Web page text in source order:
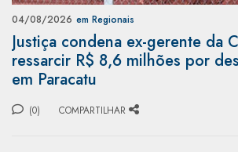
04/08/2026 em Regionais
Justiça condena ex-gerente da
ressarcir R$ 8,6 milhões por
em Paracatu
(0) COMPARTILHAR